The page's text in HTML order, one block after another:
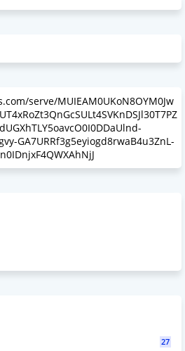
serve/MUIEAM0UKoN8OYM0Jw
GA7URRf3g5eyiogd8rwaB4u3ZnL-
27